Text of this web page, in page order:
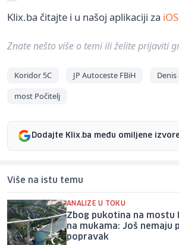
Klix.ba čitajte i u našoj aplikaciji za iOS
Znate nešto više o temi ili želite prijaviti
Koridor 5C JP Autoceste FBiH
Denis
most Počitelj
Dodajte Klix.ba među omiljene
Više na istu temu
ANALIZE U TOKU
Zbog pukotina na mostu
na mukama: Još nemaju
popravak